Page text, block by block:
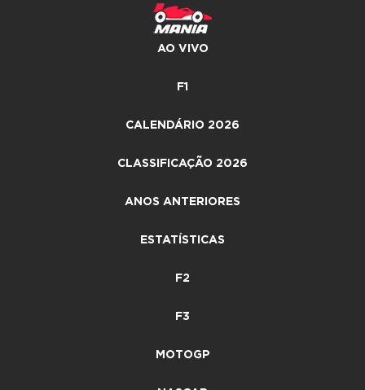
AO VIVO
F1
CALENDÁRIO 2026
CLASSIFICAÇÃO 2026
ANOS ANTERIORES
ESTATÍSTICAS
F2
F3
MOTOGP